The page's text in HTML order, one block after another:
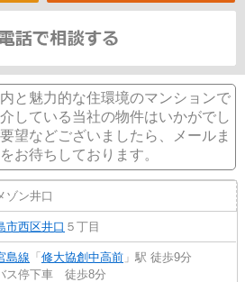
と魅力的な住環境のマンションで
している当社の物件はいかがでし
望などございましたら、メールま
お待ちしております。
ゾン井口
市西区井口 ５丁目
島線 「修大協創中高前 」駅 徒歩9分
ス停下車 徒歩8分